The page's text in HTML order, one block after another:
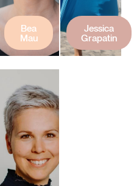
Bea
Mau
Jessica
Grapatin